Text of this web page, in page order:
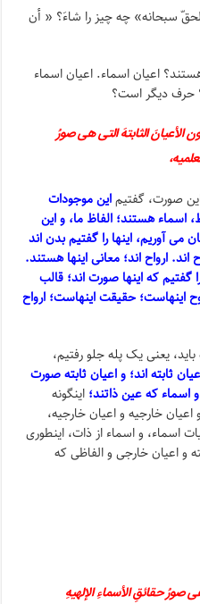
سبحانه» چه چیز را شاءَ؟ « أن
اعیان اسماء. اعیان اسماء
حرف دیگر است؟
الأعیانَ الثابتهَ التی هی صورُ
این صورت، گفتیماین موجودات
اسماء هستند؛ الفاظ ما، و این
می آوریم، اینها را گفتیم بدن اند
ارواح اند؛ معانی اینها هستند.
گفتیم که اینها صورت اند؛ قالب
اینهاست؛ حقیقت اینهاست؛ ارواح
یعنی یک پله جلو رفتیم،
ثابته اند؛ و اعیان ثابته صورت
که عین ذاتند؛ اینگونه
خارجیه و اعیان خارجیه،
اسماء، و اسماء از ذات، اینطوری
و اعیان خارجی و الفاظی که
صورُ حقائقِ الأسماءِ الإلهیهِ